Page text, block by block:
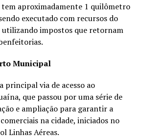
aproximadamente 1 quilômetro
executado com recursos do
impostos que retornam
Municipal
principal via de acesso ao
que passou por uma série de
e ampliação para garantir a
na cidade, iniciados no
Linhas Aéreas.